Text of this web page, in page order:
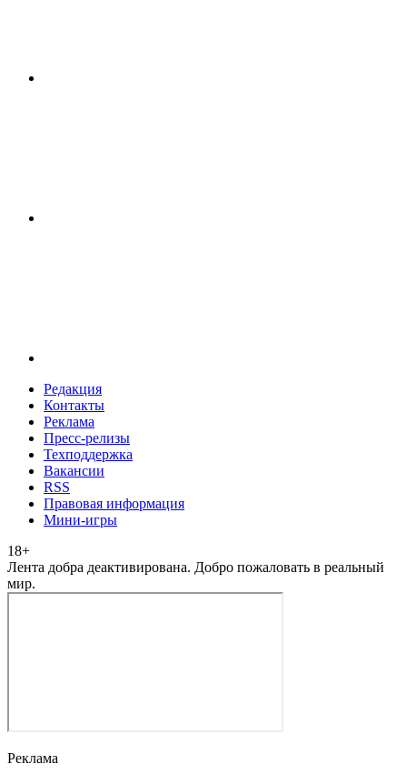
Редакция
Контакты
Реклама
Пресс-релизы
Техподдержка
Вакансии
RSS
Правовая информация
Мини-игры
18+
Лента добра деактивирована. Добро пожаловать в реальный
мир.
Реклама